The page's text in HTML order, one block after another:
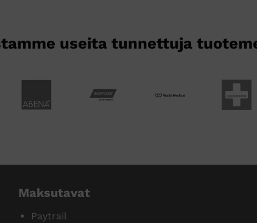
useita tunnettuja
Maksutavat
Paytrail